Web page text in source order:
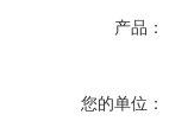
产品：
您的单位：